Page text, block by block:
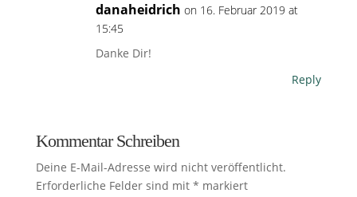
danaheidrich on 16. Februar 2019 at
15:45
Danke Dir!
Reply
Kommentar Schreiben
Deine E-Mail-Adresse wird nicht veröffentlicht.
Erforderliche Felder sind mit * markiert